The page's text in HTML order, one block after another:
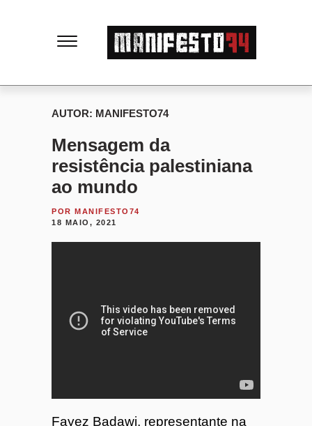
M
a
n
i
f
e
t
o
4
AUTOR: MANIFESTO74
Mensagem da
resistência palestiniana
ao mundo
POR MANIFESTO74
18 MAIO, 2021
Fayez Badawi, representante na